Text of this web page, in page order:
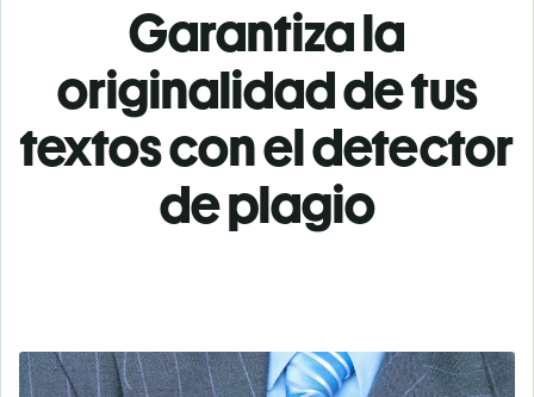
Garantiza la
originalidad de tus
textos con el detector
de plagio